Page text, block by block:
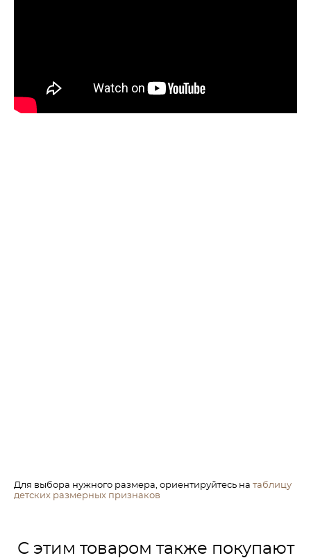
Для выбора нужного размера, ориентируйтесь на таблицу
детских размерных признаков
С этим товаром также покупают